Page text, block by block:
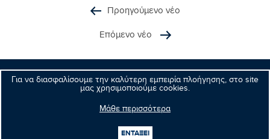
Για να διασφαλίσουμε την καλύτερη εμπειρία πλοήγησης, στο site
μας χρησιμοποιούμε cookies.
Μάθε περισσότερα
ΕΝΤΑΞΕΙ
Προηγούμενο νέο
Επόμενο νέο
Μανώλης
Ευρωβουλευτής